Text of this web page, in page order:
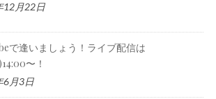
12月22日
で逢いましょう！ライブ配信は
〜！
6月3日